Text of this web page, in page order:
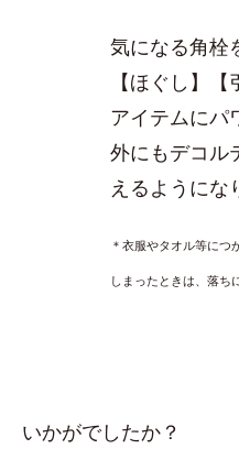
気になる角栓
【ほぐし】
アイテムにパ
外にもデコル
えるようにな
＊衣服やタオル等につ
しまったときは、落ち
いかがでしたか？